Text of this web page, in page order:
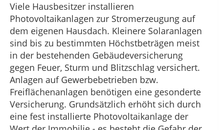
Viele Hausbesitzer installieren
Photovoltaikanlagen zur Stromerzeugung auf
dem eigenen Hausdach. Kleinere Solaranlagen
sind bis zu bestimmten Höchstbeträgen meist
in der bestehenden Gebäudeversicherung
gegen Feuer, Sturm und Blitzschlag versichert.
Anlagen auf Gewerbebetrieben bzw.
Freiflächenanlagen benötigen eine gesonderte
Versicherung. Grundsätzlich erhöht sich durch
eine fest installierte Photovoltaikanlage der